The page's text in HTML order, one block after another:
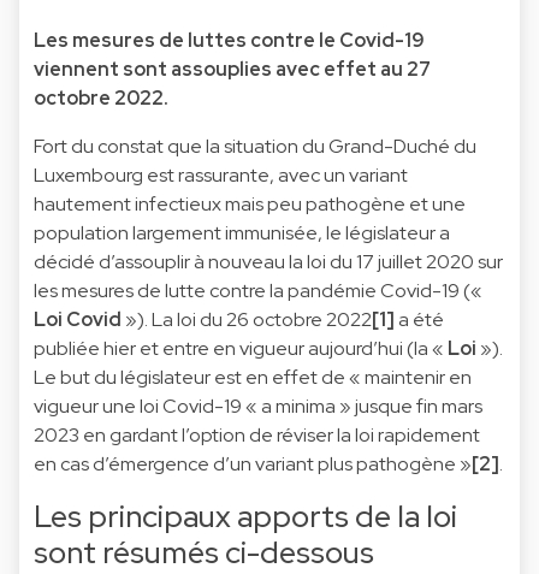
Les mesures de luttes contre le Covid-19
viennent sont assouplies avec effet au 27
octobre 2022.
Fort du constat que la situation du Grand-Duché du
Luxembourg est rassurante, avec un variant
hautement infectieux mais peu pathogène et une
population largement immunisée, le législateur a
décidé d’assouplir à nouveau la loi du 17 juillet 2020 sur
les mesures de lutte contre la pandémie Covid-19 («
Loi Covid »). La loi du 26 octobre 2022[1] a été
publiée hier et entre en vigueur aujourd’hui (la « Loi »).
Le but du législateur est en effet de « maintenir en
vigueur une loi Covid-19 « a minima » jusque fin mars
2023 en gardant l’option de réviser la loi rapidement
en cas d’émergence d’un variant plus pathogène »[2].
Les principaux apports de la loi
sont résumés ci-dessous